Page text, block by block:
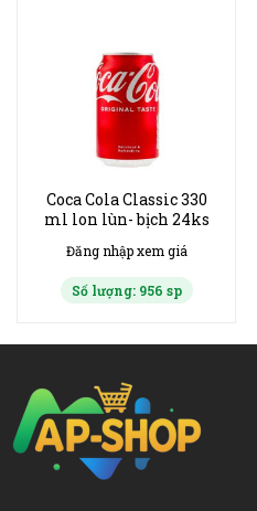
Coca Cola Classic 330
ml lon lùn- bịch 24ks
Đăng nhập xem giá
Số lượng: 956 sp